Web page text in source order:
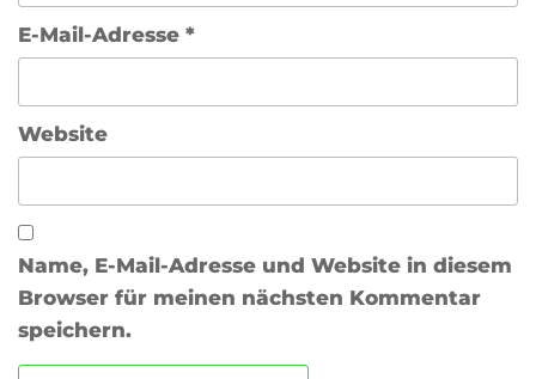
E-Mail-Adresse *
Website
Name, E-Mail-Adresse und Website in diesem
Browser für meinen nächsten Kommentar
speichern.